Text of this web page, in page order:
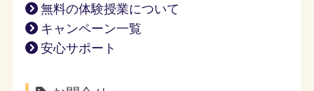
無料の体験授業について
キャンペーン一覧
安心サポート